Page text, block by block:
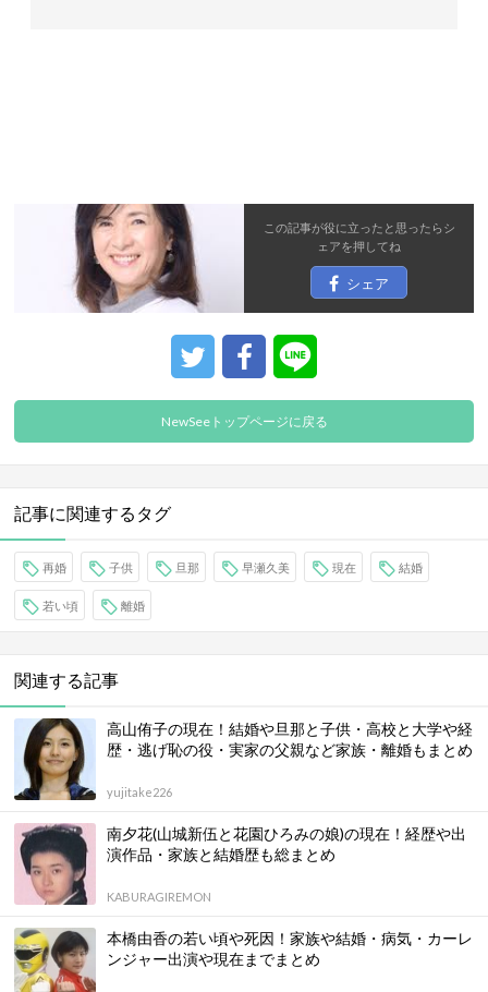
この記事が役に立ったと思ったらシ
ェアを押してね
シェア
NewSeeトップページに戻る
記事に関連するタグ
再婚 子供 旦那 早瀬久美 現在 結婚
若い頃 離婚
関連する記事
高山侑子の現在！結婚や旦那と子供・高校と大学や経
歴・逃げ恥の役・実家の父親など家族・離婚もまとめ
yujitake226
南夕花(山城新伍と花園ひろみの娘)の現在！経歴や出
演作品・家族と結婚歴も総まとめ
KABURAGIREMON
本橋由香の若い頃や死因！家族や結婚・病気・カーレ
ンジャー出演や現在までまとめ